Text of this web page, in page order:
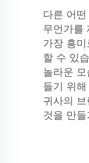
다른 어
무언가를
가장 흥
할 수 있
놀라운
들기 위
귀사의
것을 만